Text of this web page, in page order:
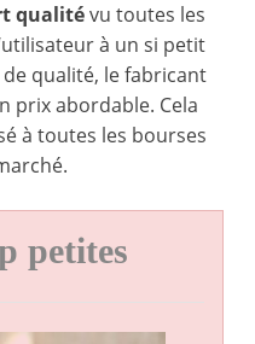
qualitévu toutes les
à un si petit
qualité, le fabricant
prix abordable. Cela
à toutes les bourses
petites